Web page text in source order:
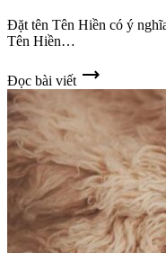
Đặt tên Tên Hiền có ý
Tên Hiền…
Đọc bài viết trending_flat